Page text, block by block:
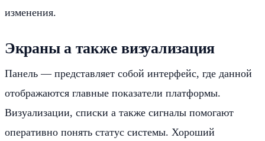
изменения.
Экраны а также визуализация
Панель — представляет собой интерфейс, где данной
отображаются главные показатели платформы.
Визуализации, списки а также сигналы помогают
оперативно понять статус системы. Хороший